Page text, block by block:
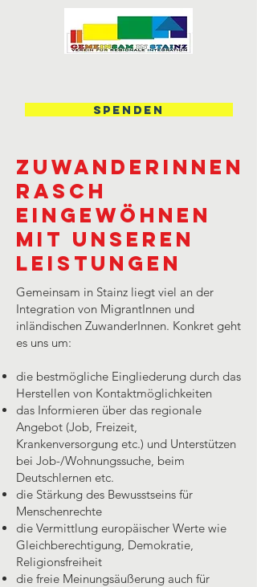
SPENDEN
ZuwanderInnen
rasch
eingewöhnen
mit unseren
Leistungen
Gemeinsam in Stainz liegt viel an der
Integration von MigrantInnen und
inländischen ZuwanderInnen. Konkret geht
es uns um:
die bestmögliche Eingliederung durch das
Herstellen von Kontaktmöglichkeiten
das Informieren über das regionale
Angebot (Job, Freizeit,
Krankenversorgung etc.) und Unterstützen
bei Job-/Wohnungssuche, beim
Deutschlernen etc.
die Stärkung des Bewusstseins für
Menschenrechte
die Vermittlung europäischer Werte wie
Gleichberechtigung, Demokratie,
Religionsfreiheit
die freie Meinungsäußerung auch für